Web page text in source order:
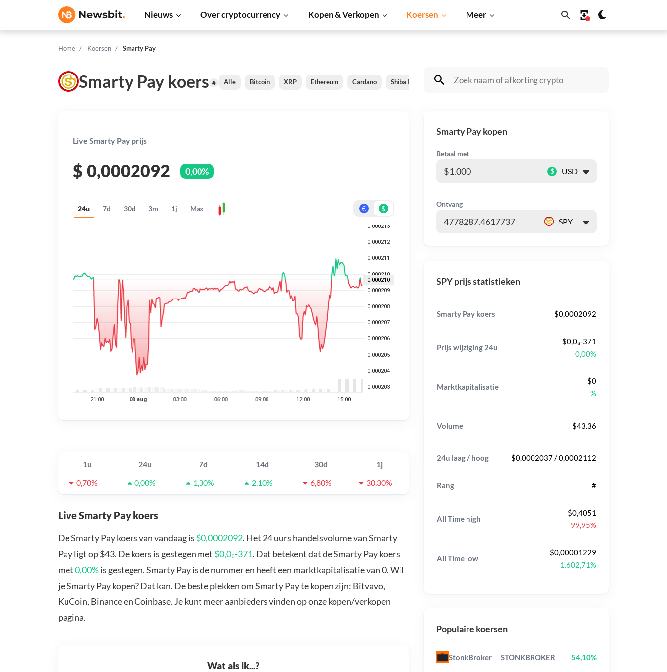
Nieuws Over cryptocurrency Kopen & Verkopen Koersen Meer
Home Koersen Smarty Pay
Smarty Pay koers # Alle Bitcoin XRP Ethereum Cardano Shiba Inu Dogecoin Solana BNB
Live Smarty Pay prijs
$ 0,0002092 0,00%
24u 7d 30d 3m 1j Max € $
1u 24u 7d 14d 30d
1j
0,70%
0,00% 1,30% 2,10% 6,80% 30,30%
Live Smarty Pay koers
De Smarty Pay koers van vandaag is $0,0002092. Het 24 uurs handelsvolume van Smarty
Pay ligt op $43. De koers is gestegen met $0,0₆-371. Dat betekent dat de Smarty Pay koers
met0,00%is gestegen. Smarty Pay is de nummer en heeft een marktkapitalisatie van 0. Wil
je Smarty Pay kopen? Dat kan. De beste plekken om Smarty Pay te kopen zijn: Bitvavo,
KuCoin, Binance en Coinbase. Je kunt meer aanbieders vinden op onze kopen/verkopen
pagina.
Wat als ik...?
Smarty Pay kopen
Betaal met
$
Ontvang
SPY prijs statistieken
Smarty Pay koers $0,0002092
Prijs wijziging 24u
$0,0₆-371
0,00%
Marktkapitalisatie
$0
%
Volume $43.36
24u laag / hoog $0,0002037 / 0,0002112
Rang #
All Time high
$0,4051
99,95%
All Time low
$0,00001229
1.602,71%
Populaire koersen
StonkBroker STONKBROKER 54,10%